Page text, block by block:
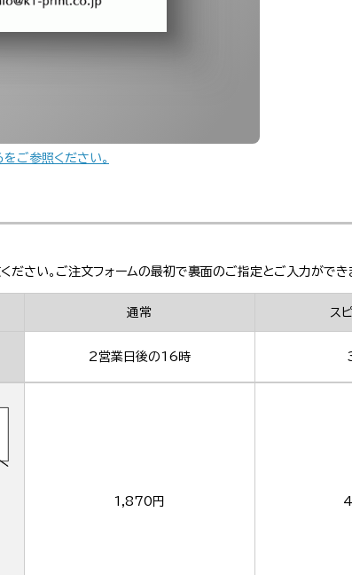
ご参照ください。
さい。ご注文フォームの最初で裏面のご指定とご入力ができ
通常 ス
2営業日後の16時
1,870円